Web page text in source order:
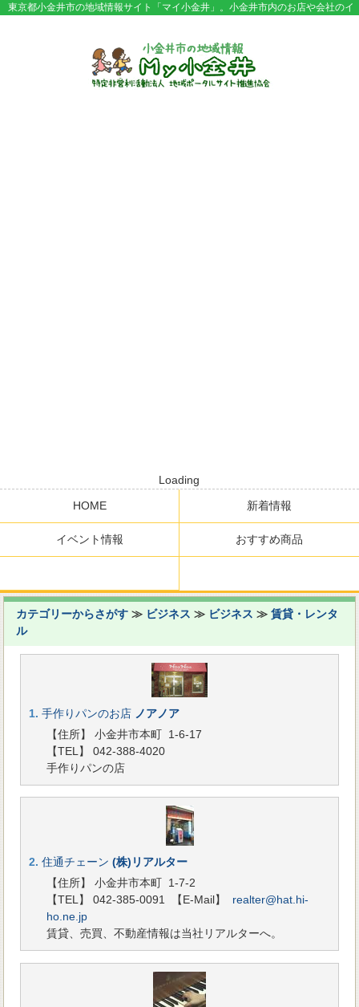
東京都小金井市の地域情報サイト「マイ小金井」。小金井市内のお店や会社のイ
Loading
HOME
新着情報
イベント情報 おすすめ商品
カテゴリーからさがす ≫ ビジネス ≫ ビジネス ≫賃貸・レンタ
ル
1. 手作りパンのお店 ノアノア
【住所】 小金井市本町 1-6-17
【TEL】 042-388-4020
手作りパンの店
2. 住通チェーン (株)リアルター
【住所】 小金井市本町 1-7-2
【TEL】 042-385-0091
【E-Mail】 realter@hat.hi-
ho.ne.jp
賃貸、売買、不動産情報は当社リアルターへ。